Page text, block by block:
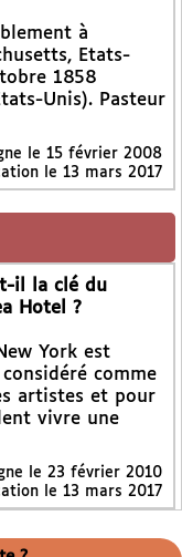
à
Etats-
1858
Unis). Pasteur
le 15 février 2008
le 13 mars 2017
il la clé du
Hotel ?
York est
comme
artistes et pour
vivre une
le 23 février 2010
le 13 mars 2017